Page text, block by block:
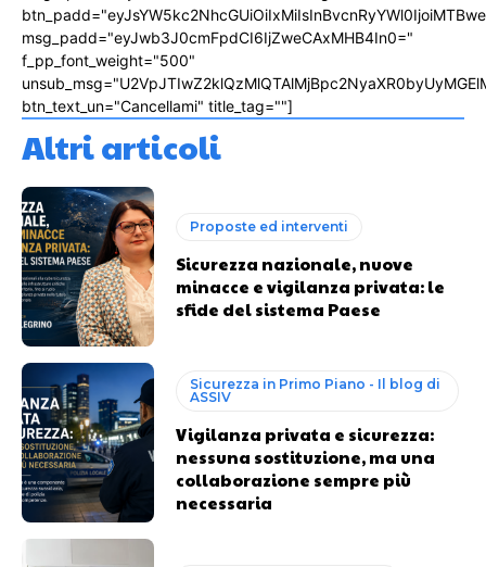
msg_padd="eyJwb3J0cmFpdCI6IjZweCAxMHB4In0="
f_pp_font_weight="500"
btn_text_un="Cancellami" title_tag=""]
Altri articoli
Proposte ed interventi
Sicurezza nazionale, nuove
minacce e vigilanza privata: le
sfide del sistema Paese
Sicurezza in Primo Piano - Il blog di
ASSIV
Vigilanza privata e sicurezza:
nessuna sostituzione, ma una
collaborazione sempre più
necessaria